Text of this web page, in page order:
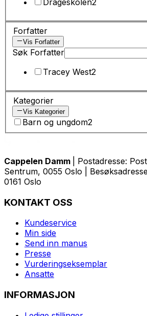
Drageskolen2
Forfatter
Vis Forfatter
Søk Forfatter
Tracey West2
Kategorier
Vis Kategorier
Barn og ungdom2
Cappelen Damm
| Postadresse:
Sentrum, 0055 Oslo |
0161 Oslo
KONTAKT OSS
Kundeservice
Min side
Send inn manus
Presse
Vurderingseksemplar
Ansatte
INFORMASJON